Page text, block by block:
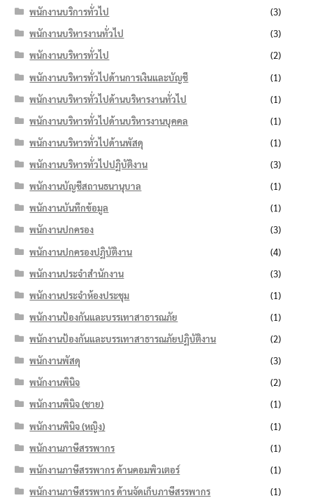
พนักงานบริการทั่วไป
(3)
พนักงานบริหารงานทั่วไป
(3)
พนักงานบริหารทั่วไป
(2)
พนักงานบริหารทั่วไปด้านการเงินและบัญชี
(1)
พนักงานบริหารทั่วไปด้านบริหารงานทั่วไป
(1)
พนักงานบริหารทั่วไปด้านบริหารงานบุคคล
(1)
พนักงานบริหารทั่วไปด้านพัสดุ
(1)
พนักงานบริหารทั่วไปปฏิบัติงาน
(3)
พนักงานบัญชีสถานธนานุบาล
(1)
พนักงานบันทึกข้อมูล
(1)
พนักงานปกครอง
(3)
พนักงานปกครองปฏิบัติงาน
(4)
พนักงานประจำสำนักงาน
(3)
พนักงานประจำห้องประชุม
(1)
พนักงานป้องกันและบรรเทาสาธารณภัย
(1)
พนักงานป้องกันและบรรเทาสาธารณภัยปฏิบัติงาน
(2)
พนักงานพัสดุ
(3)
พนักงานพินิจ
(2)
พนักงานพินิจ (ชาย)
(1)
พนักงานพินิจ (หญิง)
(1)
พนักงานภาษีสรรพากร
(1)
พนักงานภาษีสรรพากร ด้านคอมพิวเตอร์
(1)
พนักงานภาษีสรรพากร ด้านจัดเก็บภาษีสรรพากร
(1)